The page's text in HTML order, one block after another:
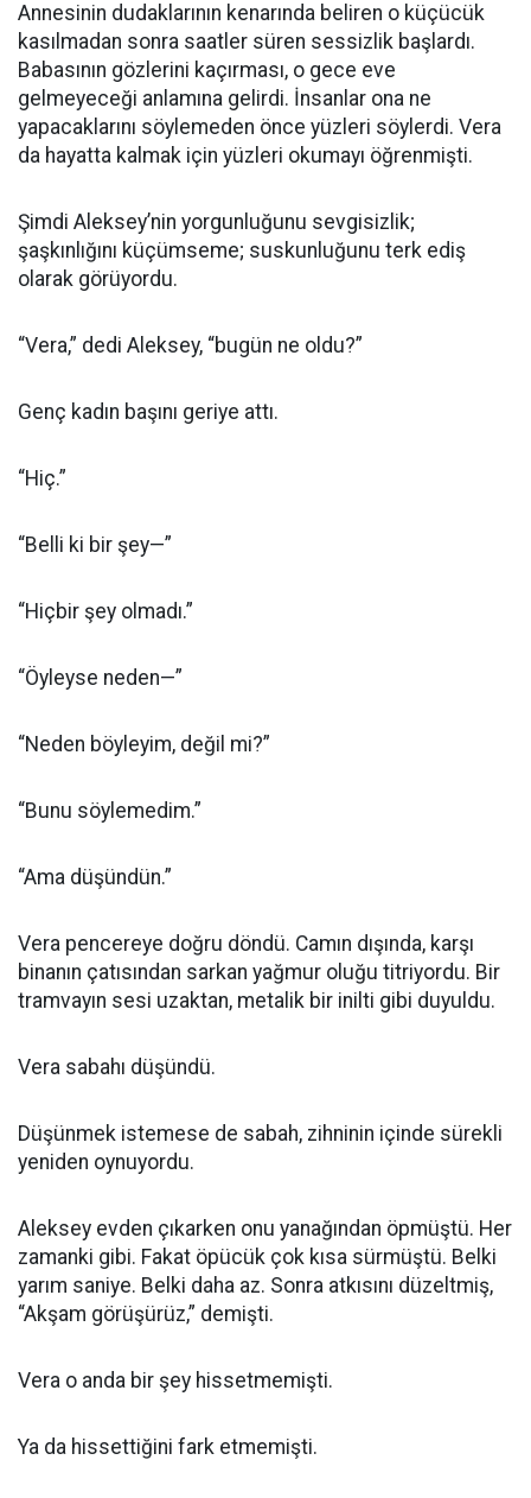
Annesinin dudaklarının kenarında beliren o küçücük
kasılmadan sonra saatler süren sessizlik başlardı.
Babasının gözlerini kaçırması, o gece eve
gelmeyeceği anlamına gelirdi. İnsanlar ona ne
yapacaklarını söylemeden önce yüzleri söylerdi. Vera
da hayatta kalmak için yüzleri okumayı öğrenmişti.
Şimdi Aleksey’nin yorgunluğunu sevgisizlik;
şaşkınlığını küçümseme; suskunluğunu terk ediş
olarak görüyordu.
“Vera,” dedi Aleksey, “bugün ne oldu?”
Genç kadın başını geriye attı.
“Hiç.”
“Belli ki bir şey—”
“Hiçbir şey olmadı.”
“Öyleyse neden—”
“Neden böyleyim, değil mi?”
“Bunu söylemedim.”
“Ama düşündün.”
Vera pencereye doğru döndü. Camın dışında, karşı
binanın çatısından sarkan yağmur oluğu titriyordu. Bir
tramvayın sesi uzaktan, metalik bir inilti gibi duyuldu.
Vera sabahı düşündü.
Düşünmek istemese de sabah, zihninin içinde sürekli
yeniden oynuyordu.
Aleksey evden çıkarken onu yanağından öpmüştü. Her
zamanki gibi. Fakat öpücük çok kısa sürmüştü. Belki
yarım saniye. Belki daha az. Sonra atkısını düzeltmiş,
“Akşam görüşürüz,” demişti.
Vera o anda bir şey hissetmemişti.
Ya da hissettiğini fark etmemişti.